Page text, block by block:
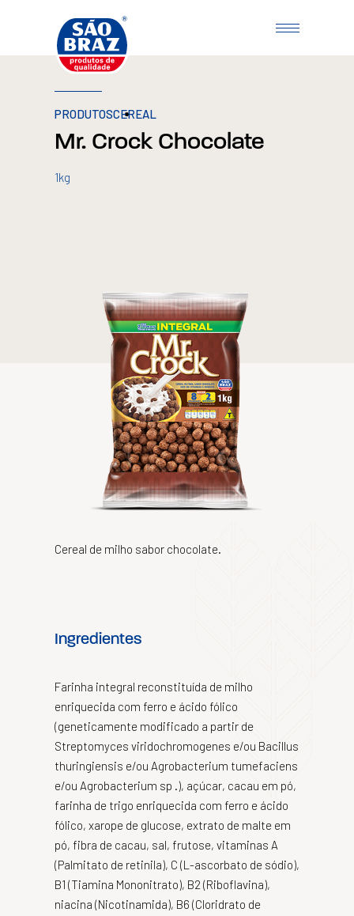
PRODUTOSCEREAL
Mr. Crock Chocolate
1kg
Cereal de milho sabor chocolate.
Ingredientes
Farinha integral reconstituída de milho
enriquecida com ferro e ácido fólico
(geneticamente modificado a partir de
Streptomyces viridochromogenes e/ou Bacillus
thuringiensis e/ou Agrobacterium tumefaciens
e/ou Agrobacterium sp .), açúcar, cacau em pó,
farinha de trigo enriquecida com ferro e ácido
fólico, xarope de glucose, extrato de malte em
pó, fibra de cacau, sal, frutose, vitaminas A
(Palmitato de retinila), C (L-ascorbato de sódio),
B1 (Tiamina Mononitrato), B2 (Riboflavina),
niacina (Nicotinamida), B6 (Cloridrato de